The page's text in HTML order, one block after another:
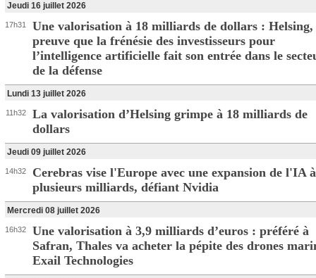
Jeudi 16 juillet 2026
17h31
Une valorisation à 18 milliards de dollars : Helsing,
preuve que la frénésie des investisseurs pour
l’intelligence artificielle fait son entrée dans le
de la défense
Lundi 13 juillet 2026
11h32
La valorisation d’Helsing grimpe à 18 milliards de
dollars
Jeudi 09 juillet 2026
14h32
Cerebras vise l'Europe avec une expansion de l'IA à
plusieurs milliards, défiant Nvidia
Mercredi 08 juillet 2026
16h32
Une valorisation à 3,9 milliards d’euros : préféré à
Safran, Thales va acheter la pépite des drones
Exail Technologies